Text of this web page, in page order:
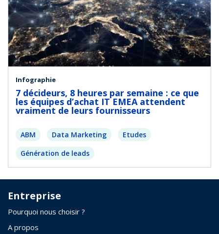
Infographie
7 décideurs, 8 heures par semaine : ce que
les équipes d’achat IT EMEA attendent
vraiment de leurs fournisseurs
ABM Data Marketing
Etudes
Génération de leads
Entreprise
Pourquoi nous choisir ?
A propos